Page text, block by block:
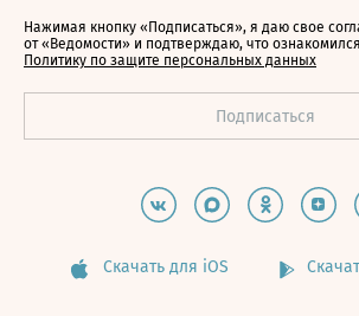
Нажимая кнопку «Подписаться», я даю свое
от «Ведомости» и подтверждаю, что
Политику по защите персональных данных
Скачать для iOS